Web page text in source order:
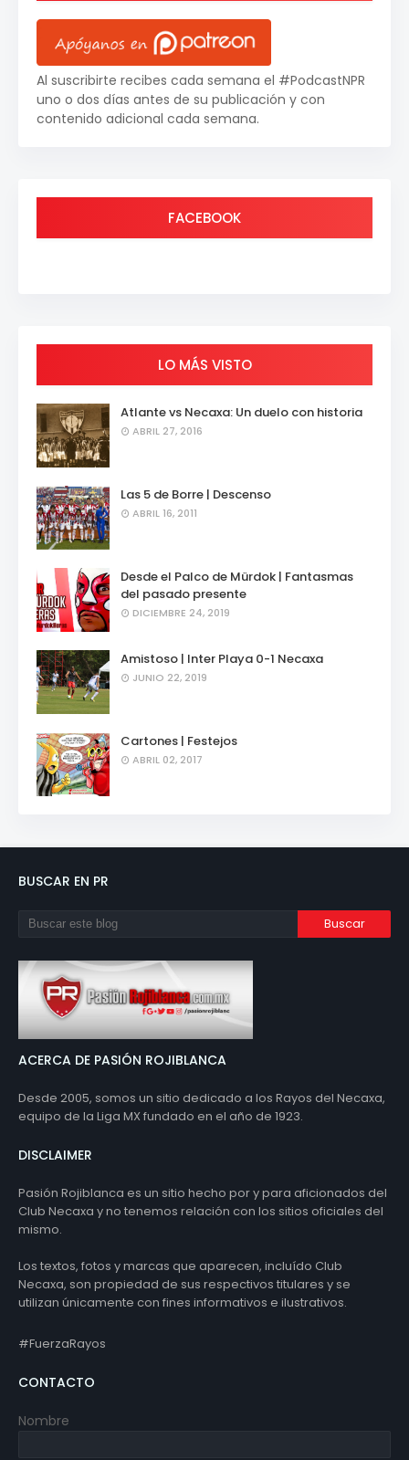
Al suscribirte recibes cada semana el #PodcastNPR
uno o dos días antes de su publicación y con
contenido adicional cada semana.
FACEBOOK
LO MÁS VISTO
Atlante vs Necaxa: Un duelo con historia
ABRIL 27, 2016
Las 5 de Borre | Descenso
ABRIL 16, 2011
Desde el Palco de Mürdok | Fantasmas
del pasado presente
DICIEMBRE 24, 2019
Amistoso | Inter Playa 0-1 Necaxa
JUNIO 22, 2019
Cartones | Festejos
ABRIL 02, 2017
BUSCAR EN PR
ACERCA DE PASIÓN ROJIBLANCA
Desde 2005, somos un sitio dedicado a los Rayos del Necaxa,
equipo de la Liga MX fundado en el año de 1923.
DISCLAIMER
Pasión Rojiblanca es un sitio hecho por y para aficionados del
Club Necaxa y no tenemos relación con los sitios oficiales del
mismo.
Los textos, fotos y marcas que aparecen, incluído Club
Necaxa, son propiedad de sus respectivos titulares y se
utilizan únicamente con fines informativos e ilustrativos.
#FuerzaRayos
CONTACTO
Nombre